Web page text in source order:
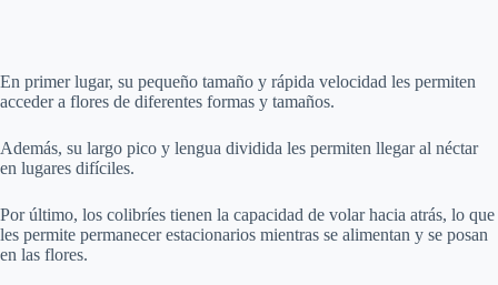
En primer lugar, su pequeño tamaño y rápida velocidad les permiten
acceder a flores de diferentes formas y tamaños.
Además, su largo pico y lengua dividida les permiten llegar al néctar
en lugares difíciles.
Por último, los colibríes tienen la capacidad de volar hacia atrás, lo que
les permite permanecer estacionarios mientras se alimentan y se posan
en las flores.